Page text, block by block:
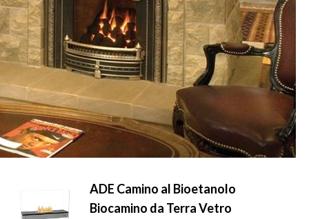
ADE Camino al Bioetanolo
Biocamino da Terra Vetro